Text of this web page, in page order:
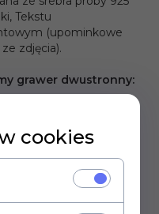
Tekstu
(upominkowe
zdjęcia).
grawer dwustronny:
grafiki z drugiej
cookies